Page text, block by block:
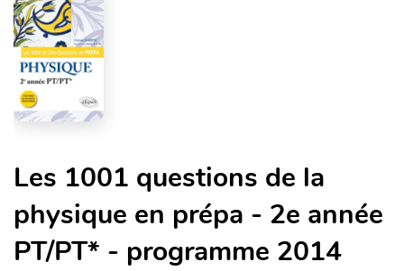
Les 1001 questions de la
physique en prépa - 2e année
PT/PT* - programme 2014